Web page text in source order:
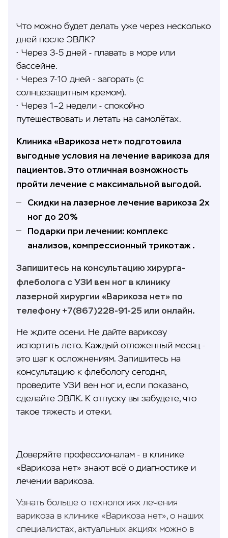
Что можно будет делать уже через несколько
дней после ЭВЛК?
• Через 3-5 дней - плавать в море или
бассейне.
• Через 7-10 дней - загорать (с
солнцезащитным кремом).
• Через 1–2 недели - спокойно
путешествовать и летать на самолётах.
Клиника «Варикоза нет» подготовила
выгодные условия на лечение варикоза для
пациентов. Это отличная возможность
пройти лечение с максимальной выгодой.
Скидки на лазерное лечение варикоза 2х
ног до 20%
Подарки при лечении: комплекс
анализов, компрессионный трикотаж .
Запишитесь на консультацию хирурга-
флеболога с УЗИ вен ног в клинику
лазерной хирургии «Варикоза нет» по
телефону +7(867)228-91-25 или онлайн.
Не ждите осени. Не дайте варикозу
испортить лето. Каждый отложенный месяц -
это шаг к осложнениям. Запишитесь на
консультацию к флебологу сегодня,
проведите УЗИ вен ног и, если показано,
сделайте ЭВЛК. К отпуску вы забудете, что
такое тяжесть и отеки.
Доверяйте профессионалам - в клинике
«Варикоза нет» знают всё о диагностике и
лечении варикоза.
Узнать больше о технологиях лечения
варикоза в клинике «Варикоза нет», о наших
специалистах, актуальных акциях можно в